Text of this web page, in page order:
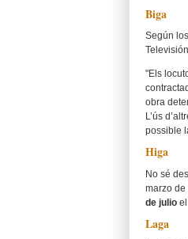
Biga
Según los
"Els
obra
L’ús
possible
Higa
No sé
marzo de
de julio
Laga